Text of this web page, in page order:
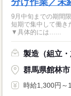
9月中旬までの期間
短期で集中して働
▼具体的には…...
製造（組立・
群馬県館林市
時給1,300円～